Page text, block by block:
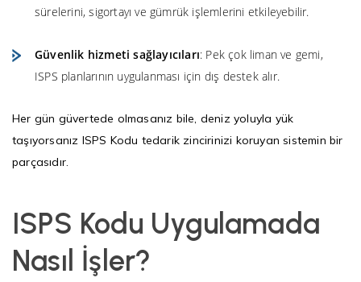
sürelerini, sigortayı ve gümrük işlemlerini etkileyebilir.
Güvenlik hizmeti sağlayıcıları: Pek çok liman ve gemi,
ISPS planlarının uygulanması için dış destek alır.
Her gün güvertede olmasanız bile, deniz yoluyla yük
taşıyorsanız ISPS Kodu tedarik zincirinizi koruyan sistemin bir
parçasıdır.
ISPS Kodu Uygulamada
Nasıl İşler?